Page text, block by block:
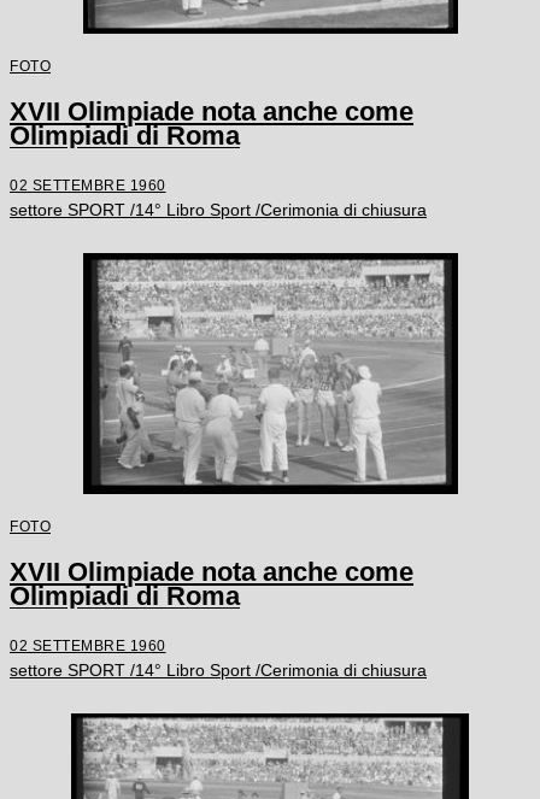
FOTO
XVII Olimpiade nota anche come
Olimpiadi di Roma
02 SETTEMBRE 1960
settore SPORT /14° Libro Sport /Cerimonia di chiusura
FOTO
XVII Olimpiade nota anche come
Olimpiadi di Roma
02 SETTEMBRE 1960
settore SPORT /14° Libro Sport /Cerimonia di chiusura